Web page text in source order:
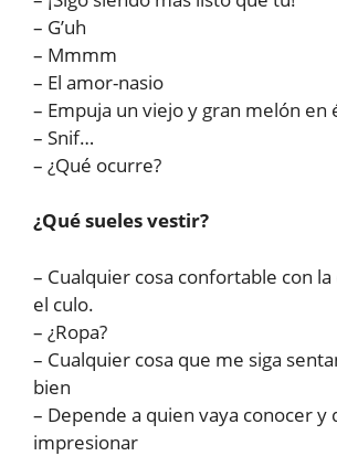
– G’uh
– Mmmm
– El amor-nasio
– Empuja un viejo y gran melón en
– Snif…
– ¿Qué ocurre?
¿Qué sueles vestir?
– Cualquier cosa confortable con
el culo.
– ¿Ropa?
– Cualquier cosa que me siga
bien
– Depende a quien vaya conocer y
impresionar